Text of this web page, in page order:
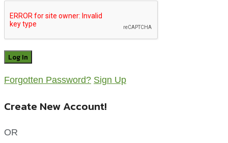
Forgotten Password? Sign Up
Create New Account!
OR